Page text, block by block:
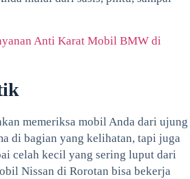
Anti Karat Mobil BMW di
memeriksa mobil Anda dari ujung
di bagian yang kelihatan, tapi juga
celah kecil yang sering luput dari
Nissan di Rorotan bisa bekerja